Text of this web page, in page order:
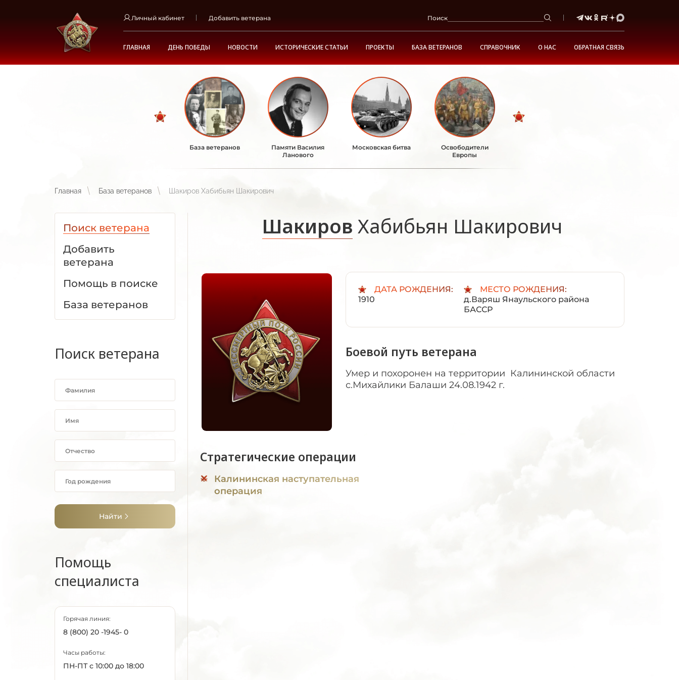
Личный кабинет Добавить ветерана Поиск
ГЛАВНАЯ ДЕНЬ ПОБЕДЫ НОВОСТИ ИСТОРИЧЕСКИЕ СТАТЬИ ПРОЕКТЫ БАЗА ВЕТЕРАНОВ СПРАВОЧНИК О НАС ОБРАТНАЯ СВЯЗЬ
База ветеранов
Памяти Василия
Ланового
Московская битва
Освободители
Европы
Главная База ветеранов Шакиров Хабибьян Шакирович
Поиск ветерана
Добавить
ветерана
Помощь в поиске
База ветеранов
Поиск ветерана
Найти
Помощь
специалиста
Горячая линия:
8 (800) 20 -1945- 0
Часы работы:
ПН-ПТ с 10:00 до 18:00
Шакиров Хабибьян Шакирович
ДАТА РОЖДЕНИЯ:
1910
МЕСТО РОЖДЕНИЯ:
д.Варяш Янаульского района
БАССР
Боевой путь ветерана
Умер и похоронен на территории Калининской области
с.Михайлики Балаши 24.08.1942 г.
Стратегические операции
Калининская наступательная
операция